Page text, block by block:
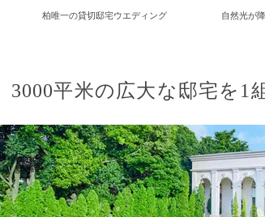
柏唯一の貸切邸宅ウエディング 自然光が
3000平米の広大な邸宅を1